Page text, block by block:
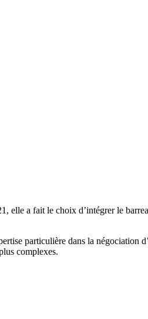
elle a fait le choix d’intégrer le
particulière dans la négociation
complexes.